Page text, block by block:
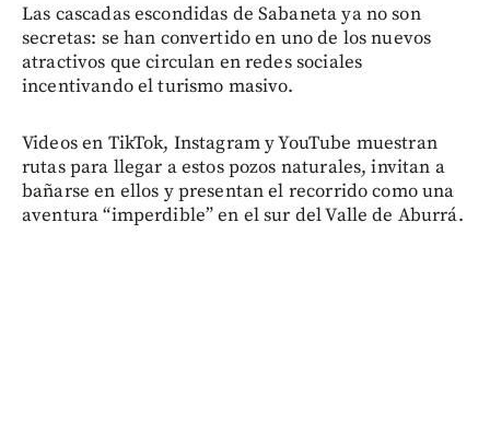
Las cascadas escondidas de Sabaneta ya no son
secretas: se han convertido en uno de los nuevos
atractivos que circulan en redes sociales
incentivando el turismo masivo.
Videos en TikTok, Instagram y YouTube muestran
rutas para llegar a estos pozos naturales, invitan a
bañarse en ellos y presentan el recorrido como una
aventura “imperdible” en el sur del Valle de Aburrá.